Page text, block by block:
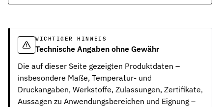
WICHTIGER HINWEIS
Technische Angaben ohne Gewähr
Die auf dieser Seite gezeigten Produktdaten –
insbesondere Maße, Temperatur- und
Druckangaben, Werkstoffe, Zulassungen, Zertifikate,
Aussagen zu Anwendungsbereichen und Eignung –